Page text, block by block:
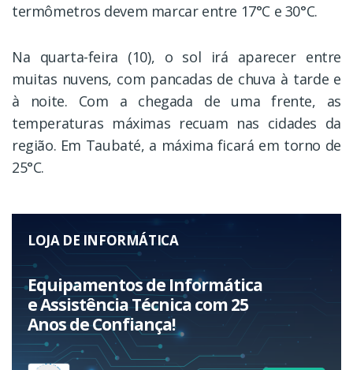
termômetros devem marcar entre 17°C e 30°C.
Na quarta-feira (10), o sol irá aparecer entre
muitas nuvens, com pancadas de chuva à tarde e
à noite. Com a chegada de uma frente, as
temperaturas máximas recuam nas cidades da
região. Em Taubaté, a máxima ficará em torno de
25°C.
LOJA DE INFORMÁTICA
Equipamentos de Informática
e Assistência Técnica com 25
Anos de Confiança!